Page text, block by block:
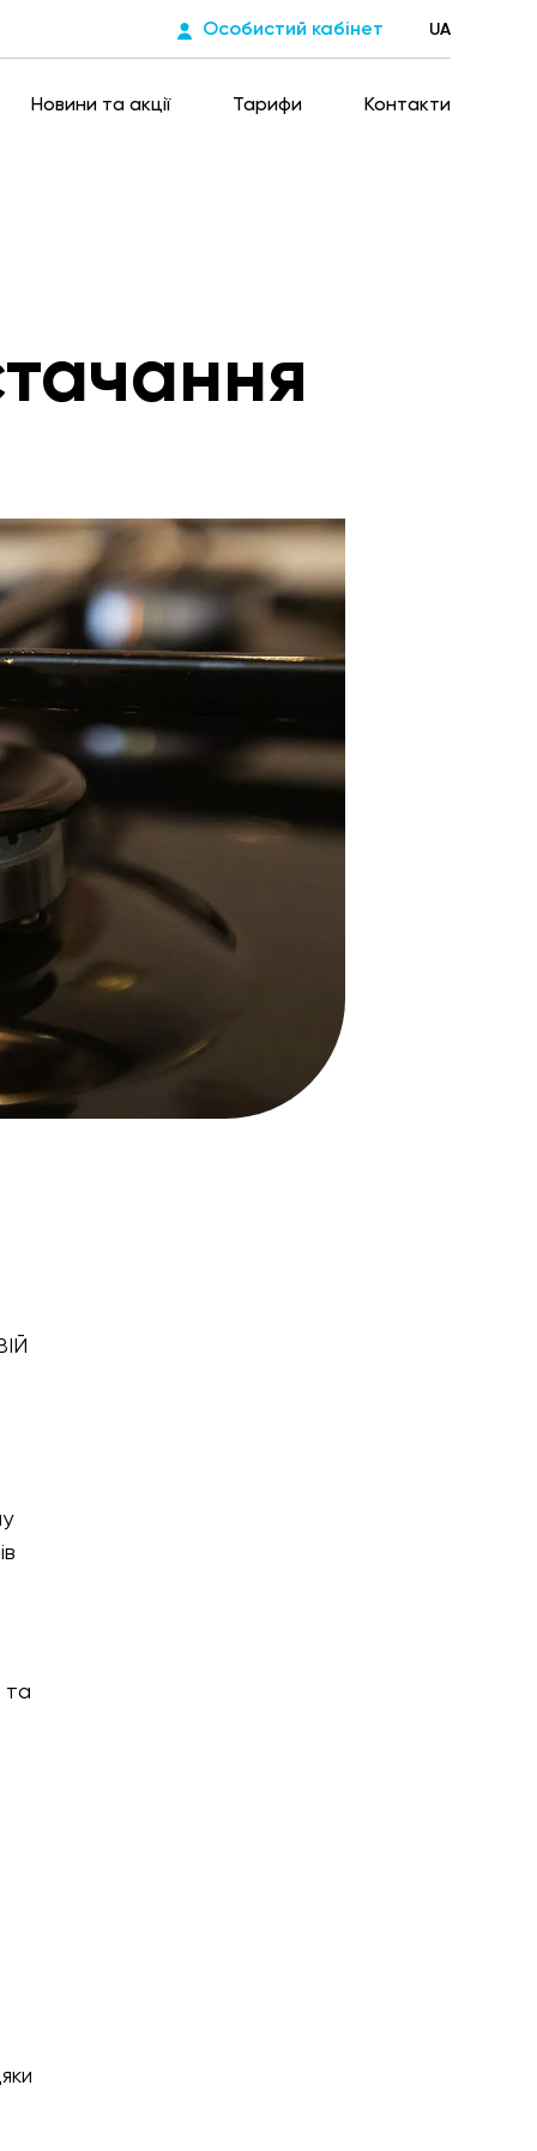
Особистий кабінет UA
Новини та акції Тарифи Контакти
та